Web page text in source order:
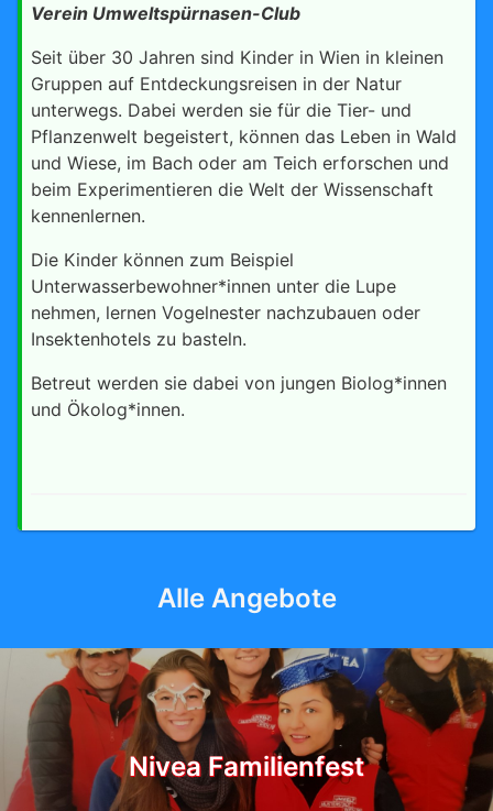
Verein Umweltspürnasen-Club
Seit über 30 Jahren sind Kinder in Wien in kleinen
Gruppen auf Entdeckungsreisen in der Natur
unterwegs. Dabei werden sie für die Tier- und
Pflanzenwelt begeistert, können das Leben in Wald
und Wiese, im Bach oder am Teich erforschen und
beim Experimentieren die Welt der Wissenschaft
kennenlernen.
Die Kinder können zum Beispiel
Unterwasserbewohner*innen unter die Lupe
nehmen, lernen Vogelnester nachzubauen oder
Insektenhotels zu basteln.
Betreut werden sie dabei von jungen Biolog*innen
und Ökolog*innen.
Alle Angebote
Nivea Familienfest